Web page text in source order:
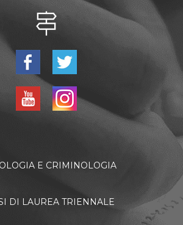
E CRIMINOLOGIA
DI LAUREA TRIENNALE